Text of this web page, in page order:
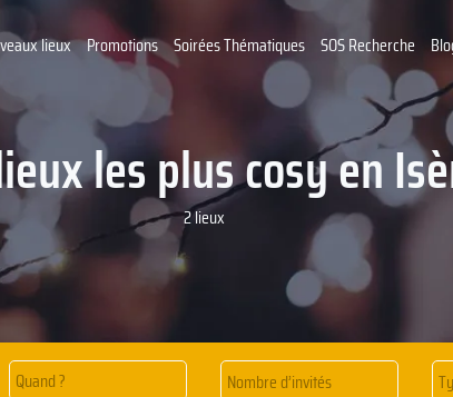
lieux Promotions Soirées Thématiques SOS Recherche
les plus cosy en
2 lieux
Quand ?